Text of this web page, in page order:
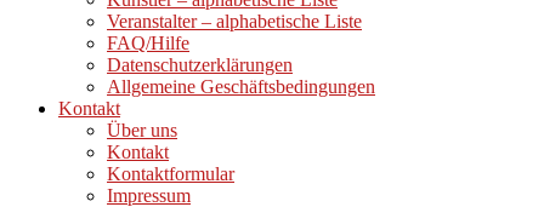
Veranstalter – alphabetische Liste
FAQ/Hilfe
Datenschutzerklärungen
Allgemeine Geschäftsbedingungen
Kontakt
Über uns
Kontakt
Kontaktformular
Impressum